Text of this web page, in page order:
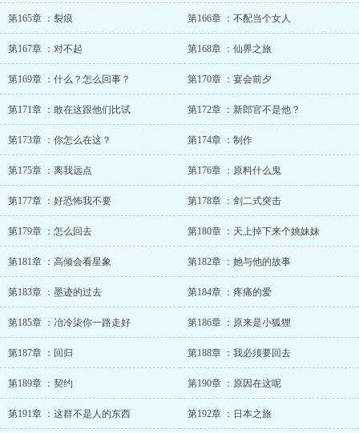
第165章 ：裂痕 第166章 ：不配当个女人
第167章 ：对不起 第168章 ：仙界之旅
第169章 ：什么？怎么回事？ 第170章 ：宴会前夕
第171章 ：敢在这跟他们比试 第172章 ：新郎官不是他？
第173章 ：你怎么在这？ 第174章 ：制作
第175章 ：离我远点 第176章 ：原料什么鬼
第177章 ：好恐怖我不要 第178章 ：剑二式突击
第179章 ：怎么回去 第180章 ：天上掉下来个姚妹妹
第181章 ：高倾会看星象 第182章 ：她与他的故事
第183章 ：墨迹的过去 第184章 ：疼痛的爱
第185章 ：冶冷柒你一路走好 第186章 ：原来是小狐狸
第187章 ：回归 第188章 ：我必须要回去
第189章 ：契约 第190章 ：原因在这呢
第191章 ：这群不是人的东西 第192章 ：日本之旅